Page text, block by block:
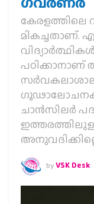
കേരളത്തിലെ
മികച്ചതാണ്.
പഠിക്കാനാണ്
ചാന്‍സിലര്‍
byVSK Desk